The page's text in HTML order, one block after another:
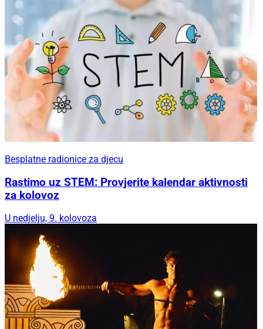
Besplatne radionice za djecu
Rastimo uz STEM: Provjerite kalendar aktivnosti
za kolovoz
U nedjelju, 9. kolovoza